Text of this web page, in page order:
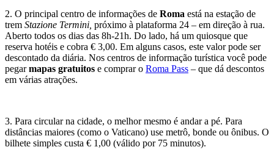
2. O principal centro de informações de Roma está na estação de
trem Stazione Termini, próximo à plataforma 24 – em direção à rua.
Aberto todos os dias das 8h-21h. Do lado, há um quiosque que
reserva hotéis e cobra € 3,00. Em alguns casos, este valor pode ser
descontado da diária. Nos centros de informação turística você pode
pegarmapas gratuitos e comprar o Roma Pass – que dá descontos
em várias atrações.
3. Para circular na cidade, o melhor mesmo é andar a pé. Para
distâncias maiores (como o Vaticano) use metrô, bonde ou ônibus. O
bilhete simples custa € 1,00 (válido por 75 minutos).